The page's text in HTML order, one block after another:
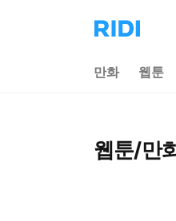
리
디
으
만화 웹툰
웹툰/만